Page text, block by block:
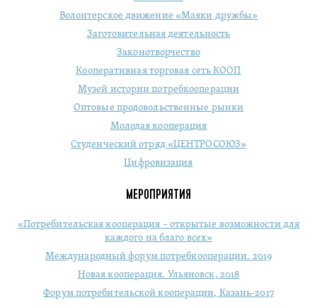
Волонтерское движение «Маяки дружбы»
Заготовительная деятельность
Законотворчество
Кооперативная торговая сеть КООП
Музей истории потребкооперации
Оптовые продовольственные рынки
Молодая кооперация
Студенческий отряд «ЦЕНТРОСОЮЗ»
Цифровизация
МЕРОПРИЯТИЯ
«Потребительская кооперация – открытые возможности для
каждого на благо всех»
Международный форум потребкооперации. 2019
Новая кооперация. Ульяновск, 2018
Форум потребительской кооперации, Казань-2017